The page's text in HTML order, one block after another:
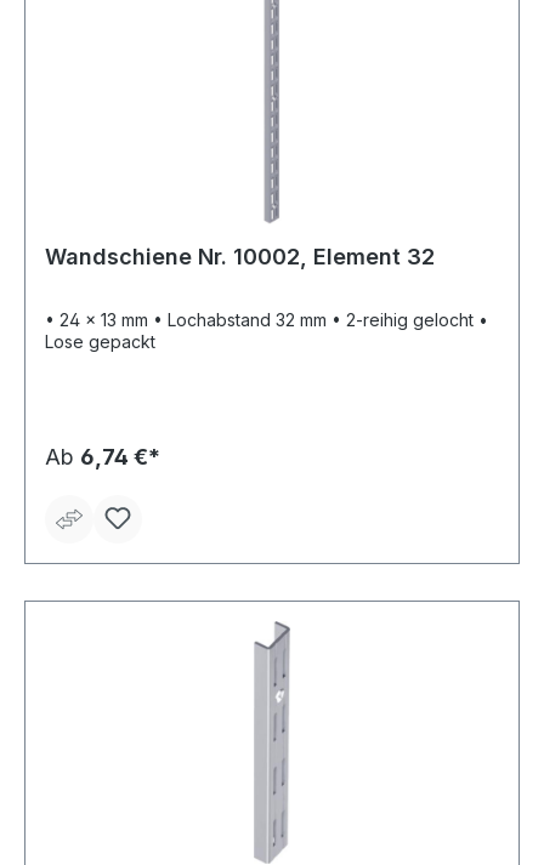
Wandschiene Nr. 10002, Element 32
• 24 x 13 mm • Lochabstand 32 mm • 2-reihig gelocht •
Lose gepackt
Ab 6,74 €*